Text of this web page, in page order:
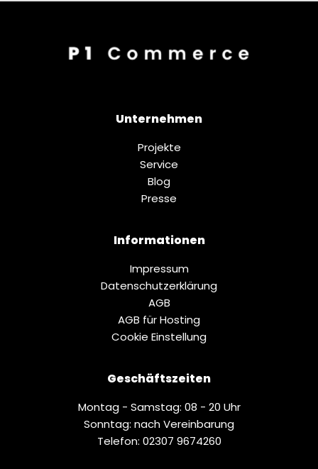
Unternehmen
Projekte
Service
Blog
Presse
Informationen
Impressum
Datenschutz­erklärung
AGB
AGB für Hosting
Cookie Einstellung
Geschäftszeiten
Montag - Samstag: 08 - 20 Uhr
Sonntag: nach Vereinbarung
Telefon: 02307 9674260